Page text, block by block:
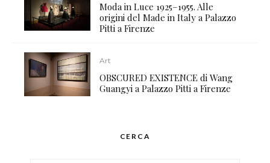
Moda in Luce 1925–1955. Alle
origini del Made in Italy a Palazzo
Pitti a Firenze
Art
OBSCURED EXISTENCE di Wang
Guangyi a Palazzo Pitti a Firenze
CERCA